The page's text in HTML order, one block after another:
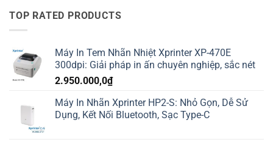
TOP RATED PRODUCTS
Máy In Tem Nhãn Nhiệt Xprinter XP-470E
300dpi: Giải pháp in ấn chuyên nghiệp, sắc nét
2.950.000,0₫
Máy In Nhãn Xprinter HP2-S: Nhỏ Gọn, Dễ Sử
Dụng, Kết Nối Bluetooth, Sạc Type-C